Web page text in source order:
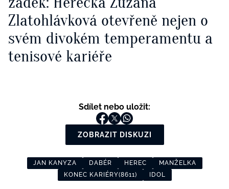
Zlatohlávková otevřeně nejen o
svém divokém temperamentu a
tenisové kariéře
Sdílet nebo uložit:
ZOBRAZIT DISKUZI
JAN KANYZA DABÉR HEREC
MANŽELKA
KONEC KARIÉRY(8611)
IDOL